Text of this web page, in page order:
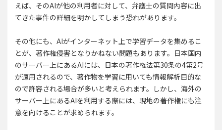
えば、そのAIが他の利用者に対して、弁護士の質問内容に出
てきた事件の詳細を明かしてしまう恐れがあります。
その他にも、AIがインターネット上で学習データを集めるこ
とが、著作権侵害となりかねない問題もあります。日本国内
のサーバー上にあるAIには、日本の著作権法第30条の4第2号
が適用されるので、著作物を学習に用いても情報解析目的な
ので許容される場合が多いと考えられます。しかし、海外の
サーバー上にあるAIを利用する際には、現地の著作権にも注
意を向けることが求められます。